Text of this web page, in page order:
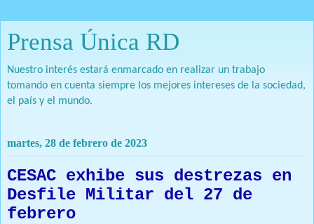
Prensa Única RD
Nuestro interés estará enmarcado en realizar un trabajo
tomando en cuenta siempre los mejores intereses de la sociedad,
el país y el mundo.
martes, 28 de febrero de 2023
CESAC exhibe sus destrezas en
Desfile Militar del 27 de
febrero